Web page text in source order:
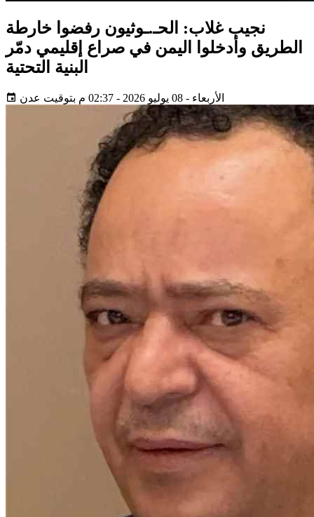
نجيب غلاب: الحـ.ـوثيون رفضوا خارطة
الطريق وأدخلوا اليمن في صراع إقليمي دمّر
البنية التحتية
الأربعاء - 08 يوليو 2026 - 02:37 م بتوقيت عدن